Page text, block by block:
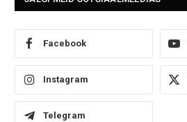
Facebook
Instagram
Telegram